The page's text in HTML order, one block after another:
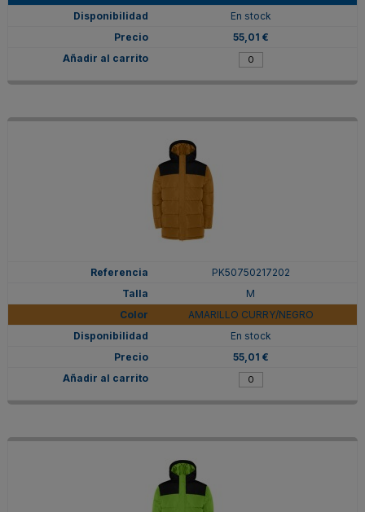
En stock
55,01 €
PK50750217202
M
AMARILLO CURRY/NEGRO
En stock
55,01 €